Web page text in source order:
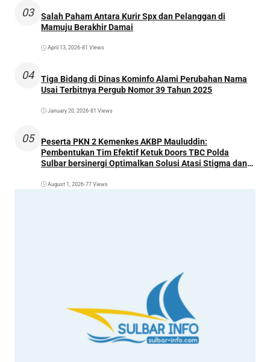
03
Salah Paham Antara Kurir Spx dan Pelanggan di
Mamuju Berakhir Damai
April 13, 2026•81 Views
04
Tiga Bidang di Dinas Kominfo Alami Perubahan Nama
Usai Terbitnya Pergub Nomor 39 Tahun 2025
January 20, 2026•81 Views
05
Peserta PKN 2 Kemenkes AKBP Mauluddin:
Pembentukan Tim Efektif Ketuk Doors TBC Polda
Sulbar bersinergi Optimalkan Solusi Atasi Stigma dan
August 1, 2026•77 Views